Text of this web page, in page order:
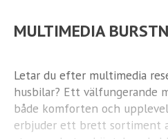
MULTIMEDIA
Letar du efter multimedia
husbilar? Ett välfungerande
både komforten och
erbjuder ett brett sortiment